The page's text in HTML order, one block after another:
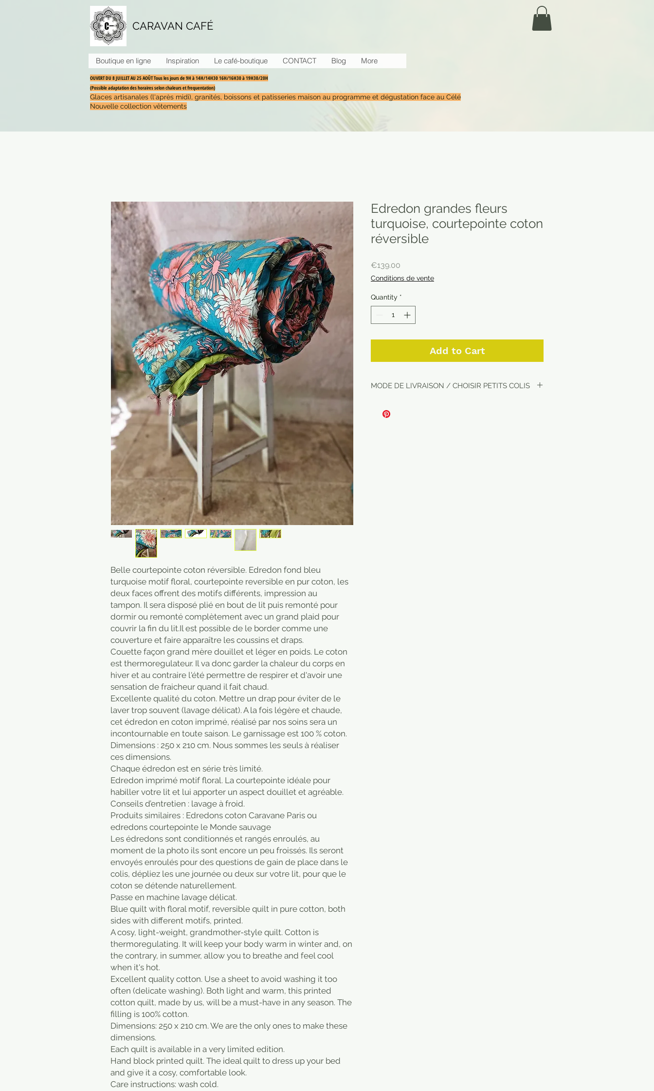
CARAVAN CAFÉ
Boutique en ligne Inspiration Le café-boutique CONTACT Blog More
OUVERT DU 8 JUILLET AU 25 AOÛT Tous les jours de 9H à 14H/14H30 16H/16H30 à 19H30/20H
(Possible adaptation des horaires selon chaleurs et frequentation)
Glaces artisanales (l'après midi), granités, boissons et patisseries maison au programme et dégustation face au Célé
Nouvelle collection vêtements
Belle courtepointe coton réversible. Edredon fond bleu
turquoise motif floral, courtepointe reversible en pur coton, les
deux faces offrent des motifs différents, impression au
tampon. Il sera disposé plié en bout de lit puis remonté pour
dormir ou remonté complètement avec un grand plaid pour
couvrir la fin du lit.Il est possible de le border comme une
couverture et faire apparaître les coussins et draps.
Couette façon grand mère douillet et léger en poids. Le coton
est thermoregulateur. Il va donc garder la chaleur du corps en
hiver et au contraire l'été permettre de respirer et d'avoir une
sensation de fraicheur quand il fait chaud.
Excellente qualité du coton. Mettre un drap pour éviter de le
laver trop souvent (lavage délicat). A la fois légère et chaude,
cet édredon en coton imprimé, réalisé par nos soins sera un
incontournable en toute saison. Le garnissage est 100 % coton.
Dimensions : 250 x 210 cm. Nous sommes les seuls à réaliser
ces dimensions.
Chaque édredon est en série très limité.
Edredon imprimé motif floral. La courtepointe idéale pour
habiller votre lit et lui apporter un aspect douillet et agréable.
Conseils d’entretien : lavage à froid.
Produits similaires : Edredons coton Caravane Paris ou
edredons courtepointe le Monde sauvage
Les édredons sont conditionnés et rangés enroulés, au
moment de la photo ils sont encore un peu froissés. Ils seront
envoyés enroulés pour des questions de gain de place dans le
colis, dépliez les une journée ou deux sur votre lit, pour que le
coton se détende naturellement.
Passe en machine lavage délicat.
Blue quilt with floral motif, reversible quilt in pure cotton, both
sides with different motifs, printed.
A cosy, light-weight, grandmother-style quilt. Cotton is
thermoregulating. It will keep your body warm in winter and, on
the contrary, in summer, allow you to breathe and feel cool
when it's hot.
Excellent quality cotton. Use a sheet to avoid washing it too
often (delicate washing). Both light and warm, this printed
cotton quilt, made by us, will be a must-have in any season. The
filling is 100% cotton.
Dimensions: 250 x 210 cm. We are the only ones to make these
dimensions.
Each quilt is available in a very limited edition.
Hand block printed quilt. The ideal quilt to dress up your bed
and give it a cosy, comfortable look.
Care instructions: wash cold.
Edredon grandes fleurs
turquoise, courtepointe coton
réversible
€139.00
Conditions de vente
Quantity *
Add to Cart
MODE DE LIVRAISON / CHOISIR PETITS COLIS